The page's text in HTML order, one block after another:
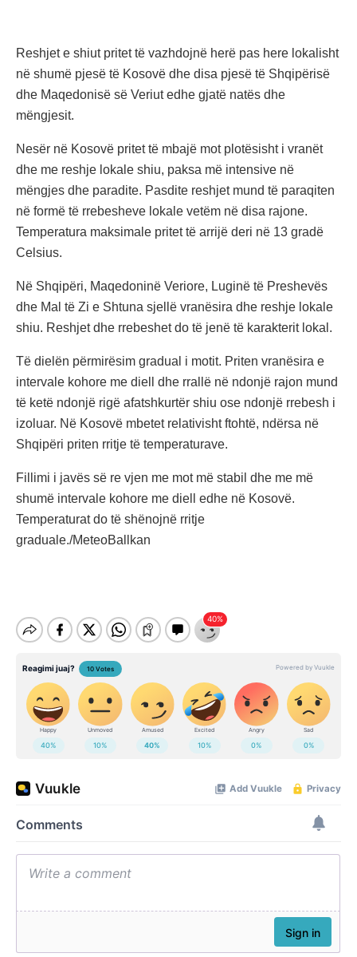
Reshjet e shiut pritet të vazhdojnë herë pas here lokalisht
në shumë pjesë të Kosovë dhe disa pjesë të Shqipërisë
dhe Maqedonisë së Veriut edhe gjatë natës dhe
mëngjesit.
Nesër në Kosovë pritet të mbajë mot plotësisht i vranët
dhe me reshje lokale shiu, paksa më intensive në
mëngjes dhe paradite. Pasdite reshjet mund të paraqiten
në formë të rrebesheve lokale vetëm në disa rajone.
Temperatura maksimale pritet të arrijë deri në 13 gradë
Celsius.
Në Shqipëri, Maqedoninë Veriore, Luginë të Preshevës
dhe Mal të Zi e Shtuna sjellë vranësira dhe reshje lokale
shiu. Reshjet dhe rrebeshet do të jenë të karakterit lokal.
Të dielën përmirësim gradual i motit. Priten vranësira e
intervale kohore me diell dhe rrallë në ndonjë rajon mund
të ketë ndonjë rigë afatshkurtër shiu ose ndonjë rrebesh i
izoluar. Në Kosovë mbetet relativisht ftohtë, ndërsa në
Shqipëri priten rritje të temperaturave.
Fillimi i javës së re vjen me mot më stabil dhe me më
shumë intervale kohore me diell edhe në Kosovë.
Temperaturat do të shënojnë rritje
graduale./MeteoBallkan